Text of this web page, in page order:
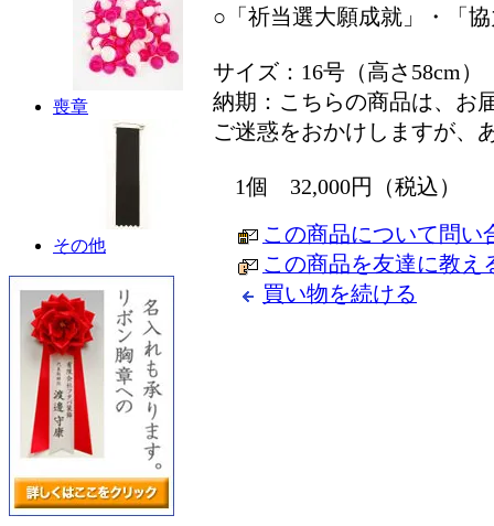
喪章
その他
○「祈当選大願成就」・「
サイズ：16号（高さ58cm）
納期：こちらの商品は、お
ご迷惑をおかけしますが、
1個 32,000円（税込）
この商品について問い
この商品を友達に教え
買い物を続ける